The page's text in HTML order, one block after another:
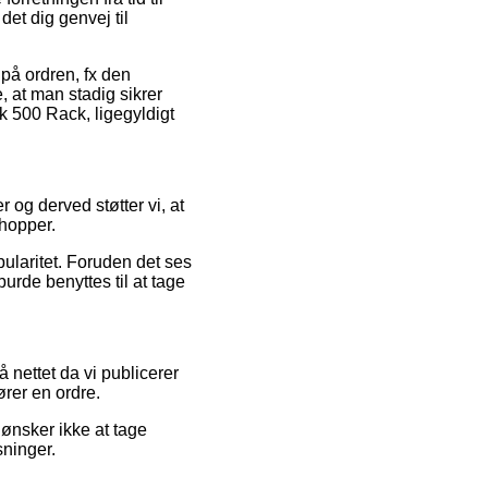
dig genvej til
ordren, fx den
at man stadig sikrer
500 Rack, ligegyldigt
og derved støtter vi, at
Foruden det ses
benyttes til at tage
nettet da vi publicerer
en ordre.
ikke at tage